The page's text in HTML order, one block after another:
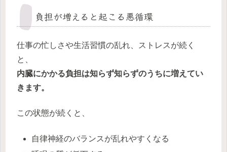
負担が増えると起こる悪循環
仕事の忙しさや生活習慣の乱れ、ストレスが続く
と、
内臓にかかる負担は知らず知らずのうちに増えてい
きます。
この状態が続くと、
自律神経のバランスが乱れやすくなる